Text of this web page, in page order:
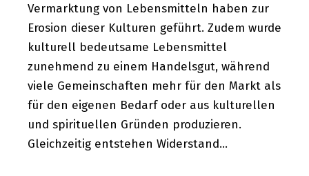
Vermarktung von Lebensmitteln haben zur
Erosion dieser Kulturen geführt. Zudem wurde
kulturell bedeutsame Lebensmittel
zunehmend zu einem Handelsgut, während
viele Gemeinschaften mehr für den Markt als
für den eigenen Bedarf oder aus kulturellen
und spirituellen Gründen produzieren.
Gleichzeitig entstehen Widerstand…